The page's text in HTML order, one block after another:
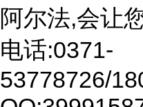
阿尔法,会让
电话:0371-
53778726/